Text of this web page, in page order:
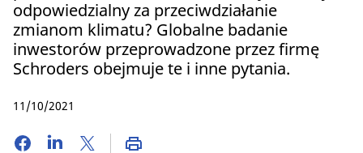
odpowiedzialny za przeciwdziałanie
zmianom klimatu? Globalne badanie
inwestorów przeprowadzone przez firmę
Schroders obejmuje te i inne pytania.
11/10/2021